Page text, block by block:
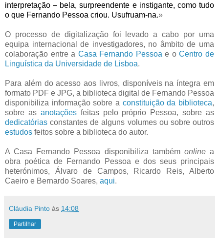
interpretação – bela, surpreendente e instigante, como tudo
o que Fernando Pessoa criou. Usufruam-na.»
O processo de digitalização foi levado a cabo por uma
equipa internacional de investigadores, no âmbito de uma
colaboração entre a Casa Fernando Pessoa e oCentro de
Linguística da Universidade de Lisboa.
Para além do acesso aos livros, disponíveis na íntegra em
formato PDF e JPG, a biblioteca digital de Fernando Pessoa
disponibiliza informação sobre a constituição da biblioteca,
sobre as anotaçõesfeitas pelo próprio Pessoa, sobre as
dedicatórias constantes de alguns volumes ou sobre outros
estudos feitos sobre a biblioteca do autor.
A Casa Fernando Pessoa disponibiliza também onlinea
obra poética de Fernando Pessoa e dos seus principais
heterónimos, Álvaro de Campos, Ricardo Reis, Alberto
Caeiro e Bernardo Soares, aqui.
Cláudia Pinto às 14:08
Partilhar